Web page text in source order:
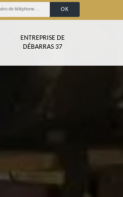
ENTREPRISE DE
DÉBARRAS 37